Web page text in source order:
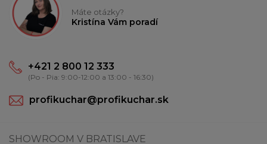
Máte otázky?
Kristína Vám poradí
+421 2 800 12 333
(Po - Pia: 9:00-12:00 a 13:00 - 16:30)
profikuchar@profikuchar.sk
SHOWROOM V BRATISLAVE